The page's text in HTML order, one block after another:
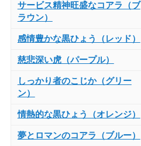
サービス精神旺盛なコアラ（ブ
ラウン）
感情豊かな黒ひょう（レッド）
慈悲深い虎（パープル）
しっかり者のこじか（グリー
ン）
情熱的な黒ひょう（オレンジ）
夢とロマンのコアラ（ブルー）